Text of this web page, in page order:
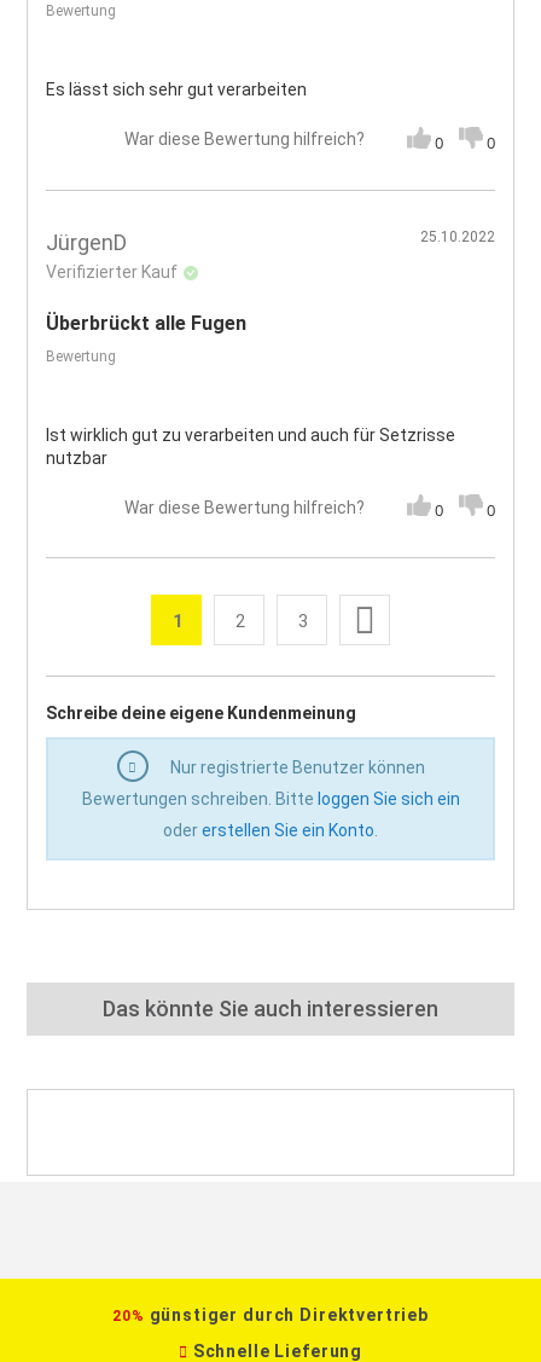
Bewertung
Es lässt sich sehr gut verarbeiten
War diese Bewertung hilfreich? 0 0
JürgenD
Verifizierter Kauf
25.10.2022
Überbrückt alle Fugen
Bewertung
Ist wirklich gut zu verarbeiten und auch für Setzrisse
nutzbar
War diese Bewertung hilfreich? 0 0
Seite
Sie lesen gerade die Seite
1 Seite
2 Seite
3
Schreibe deine eigene Kundenmeinung
Nur registrierte Benutzer können
Bewertungen schreiben. Bitte loggen Sie sich ein
odererstellen Sie ein Konto
Das könnte Sie auch interessieren
20% günstiger durch Direktvertrieb
Schnelle Lieferung